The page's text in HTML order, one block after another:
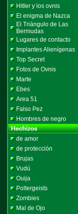
Hitler y los ovnis
El enigma de Nazca
El Triángulo de Las
Bermudas
Lugares de contacto
Implantes Alienígenas
Top Secret
Fotos de Ovnis
Marte
Ebes
Area 51
Falso Pez
Hombres de negro
de amor
de protección
Brujas
Vudú
Ouija
Poltergeists
Zombies
Mal de Ojo